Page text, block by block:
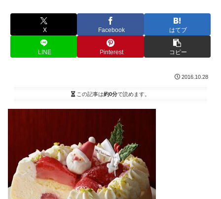
X Facebook はてブ
LINE Pinterest コピー
2016.10.28
この記事は約0分で読めます。